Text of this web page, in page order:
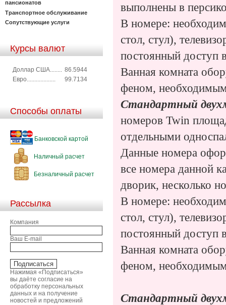
пансионатов
Транспортное обслуживание
Сопутствующие услуги
Курсы валют
Доллар США........ 86.5944
Евро...................
99.7134
Способы оплаты
Банковской картой
Наличный расчет
Безналичный расчет
Рассылка
Компания
Ваш E-mail
Нажимая «Подписаться»
вы даёте согласие на
обработку персональных
данных и на получение
новостей и предложений
выполнены в
В номере:
стол, стул),
постоянный доступ
Ванная комната
феном,
Стандартный
номеров Twin
отдельными
Данные номера
все номера данной
дворик, несколько
В номере:
стол, стул),
постоянный доступ
Ванная комната
феном,
Стандартный